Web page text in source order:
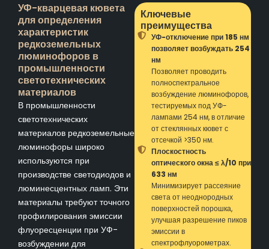
УФ-кварцевая кювета
для определения
характеристик
редкоземельных
люминофоров в
промышленности
светотехнических
материалов
В промышленности
светотехнических
материалов редкоземельные
люминофоры широко
используются при
производстве светодиодов и
люминесцентных ламп. Эти
материалы требуют точного
профилирования эмиссии
флуоресценции при УФ-
возбуждении для
Ключевые
преимущества
УФ-отключение при 185 нм
позволяет возбуждать 254
нм
Позволяет проводить
полноспектральное
возбуждение люминофоров,
тестируемых под УФ-
лампами 254 нм, в отличие
от стеклянных кювет с
отсечкой >350 нм.
Плоскостность
оптического окна ≤ λ/10 при
633 нм
Минимизирует рассеяние
света от неоднородных
поверхностей порошка,
улучшая разрешение пиков
эмиссии в
спектрофлуорометрах.